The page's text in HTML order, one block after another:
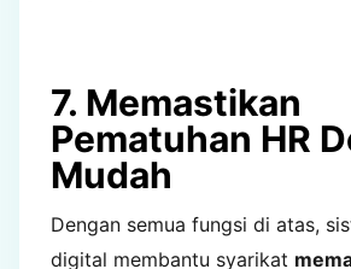
7. Memastikan
Pematuhan HR
Mudah
Dengan semua fungsi di atas,
digital membantu syarikat